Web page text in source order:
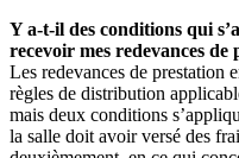
Y a-t-il des conditions qui
recevoir mes redevances de
Les redevances de prestation
règles de distribution
mais deux conditions
la salle doit avoir versé des